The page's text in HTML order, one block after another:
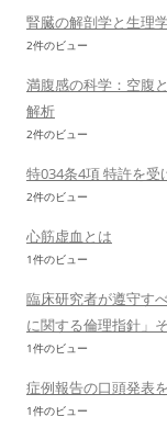
腎臓の解剖学と生理
2件のビュー
満腹感の科学：空腹
解析
2件のビュー
特034条4項 特許を受
2件のビュー
心筋虚血とは
1件のビュー
臨床研究者が遵守す
に関する倫理指針」
1件のビュー
症例報告の口頭発表
1件のビュー